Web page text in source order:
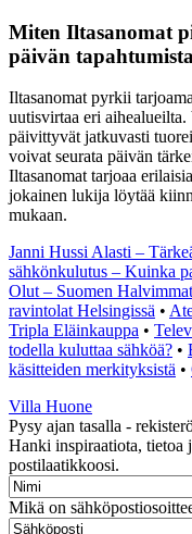
Miten Iltasanomat
päivän
Iltasanomat pyrkii
uutisvirtaa eri
päivittyvät jatkuvasti
voivat seurata päivän
Iltasanomat tarjoaa
jokainen lukija löytää
mukaan.
Janni Hussi Alasti –
sähkönkulutus – Kuinka
Olut – Suomen
ravintolat Helsingissä •
Tripla Eläinkauppa •
todella kuluttaa sähköä? •
käsitteiden merkityksistä •
Villa Huone
Pysy ajan tasalla -
Hanki inspiraatiota, tietoa
postilaatikkoosi.
Mikä on